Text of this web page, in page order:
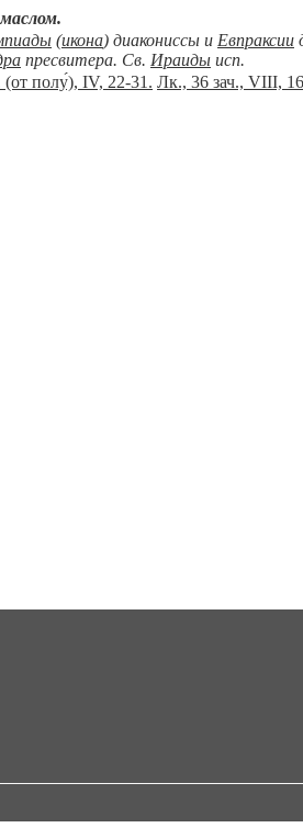
(икона) диакониссы и Евпраксии
пресвитера. Св. Ираиды исп.
(от полу́), IV, 22-31. Лк., 36 зач., VIII,